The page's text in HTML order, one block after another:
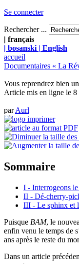
Se connecter
Rechercher ...
| français
| bosanski | English
accueil
Documentaires « La
Vous reprendrez bien
Article mis en ligne le 8
parAurl
Sommaire
I - Interrogeons
II - Dé-cherry-
III - Le sphinx et
Puisque BAM, le
enfin venu le temps de
ans après le reste du
Dans un article